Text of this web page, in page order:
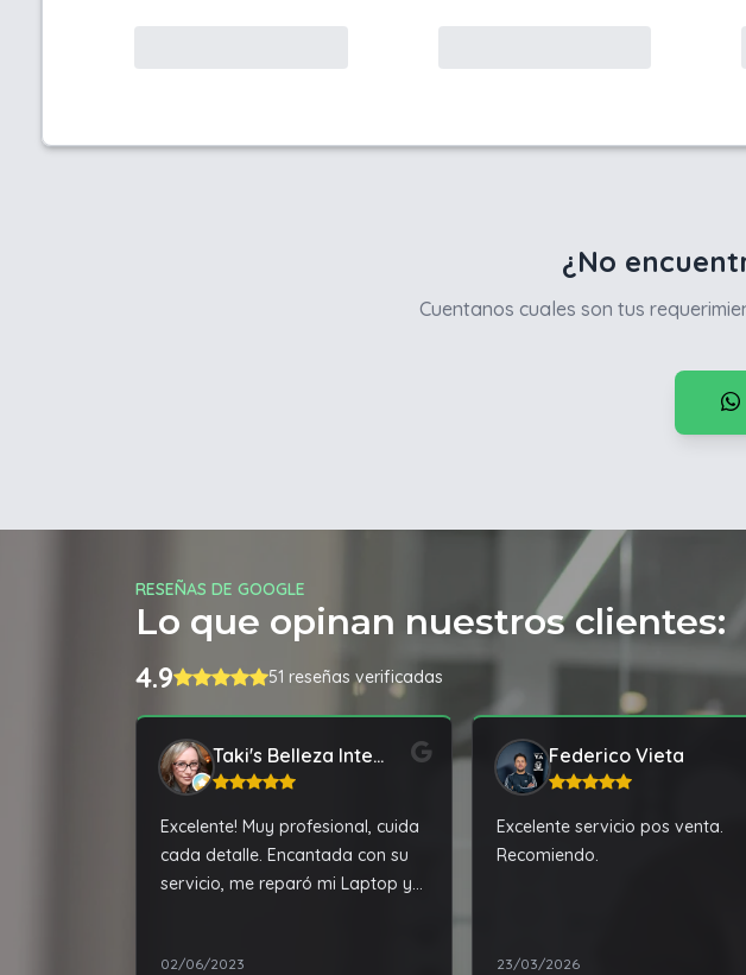
¿No
Cuentanos cuales son tus
RESEÑAS DE GOOGLE
Lo que opinan nuestros clientes:
4.9 51 reseñas verificadas
Taki's Belleza Integral
Excelente! Muy profesional, cuida
cada detalle. Encantada con su
servicio, me reparó mi Laptop y
02/06/2023
Federico Vieta
Excelente servicio pos venta.
Recomiendo.
23/03/2026